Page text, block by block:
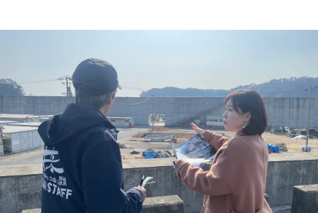
イベント・グッズ
YouTube
会社情報